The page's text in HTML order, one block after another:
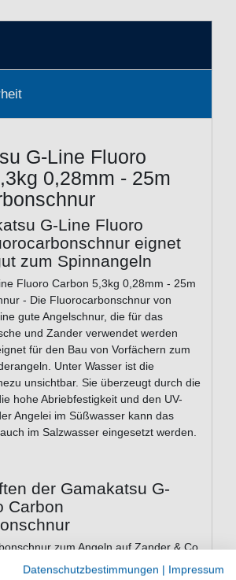
G-Line Fluoro
0,28mm - 25m
G-Line Fluoro
eignet
zum Spinnangeln
Fluoro Carbon 5,3kg 0,28mm - 25m
- Die Fluorocarbonschnur von
gute Angelschnur, die für das
und Zander verwendet werden
für den Bau von Vorfächern zum
Unter Wasser ist die
unsichtbar. Sie überzeugt durch die
hohe Abriebfestigkeit und den UV-
Angelei im Süßwasser kann das
im Salzwasser eingesetzt werden.
der Gamakatsu G-
Carbon
zum Angeln auf Zander & Co
0,28mm
Datenschutzbestimmungen | Impressum